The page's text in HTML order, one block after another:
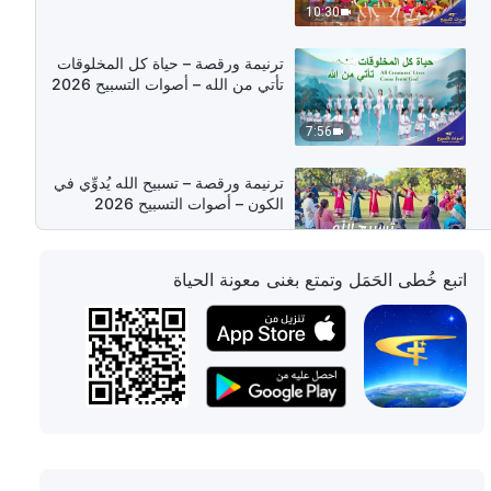
10:30
7:56
ترنيمة ورقصة – حياة كل المخلوقات
تأتي من الله – أصوات التسبيح 2026
ترنيمة ورقصة – تسبيح الله يُدوِّي في
الكون – أصوات التسبيح 2026
5:09
ترنيمة ورقصة – ملكوت المسيح بيتٌ
دافئٌ
اتبع خُطى الحَمَل وتمتع بغنى معونة الحياة